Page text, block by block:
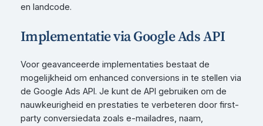
en landcode.
Implementatie via Google Ads API
Voor geavanceerde implementaties bestaat de
mogelijkheid om enhanced conversions in te stellen via
de Google Ads API. Je kunt de API gebruiken om de
nauwkeurigheid en prestaties te verbeteren door first-
party conversiedata zoals e-mailadres, naam,